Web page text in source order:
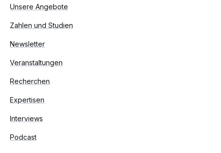
Unsere Angebote
Zahlen und Studien
Newsletter
Veranstaltungen
Recherchen
Expertisen
Interviews
Podcast